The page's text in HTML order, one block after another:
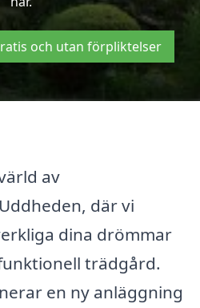
och utan förpliktelser
av
där vi
dina drömmar
trädgård.
en ny anläggning